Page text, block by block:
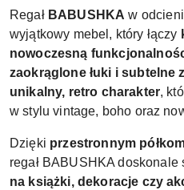
Regał BABUSHKA w
wyjątkowy mebel, który łączy
nowoczesną
zaokrąglone łuki i subtelne
unikalny, retro charakter,
w stylu vintage, boho oraz
Dzięki przestronnym
regał BABUSHKA
na książki, dekoracje czy